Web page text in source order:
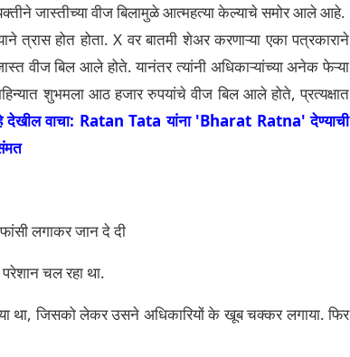
जास्तीच्या वीज बिलामुळे आत्महत्या केल्याचे समोर आले आहे.
त्रास होत होता. X वर बातमी शेअर करणाऱ्या एका पत्रकाराने
वीज बिल आले होते.यानंतर त्यांनी अधिकाऱ्यांच्या अनेक फेऱ्या
शुभमला आठ हजार रुपयांचे वीज बिल आले होते, प्रत्यक्षात
देखील वाचा: Ratan Tata यांना 'Bharat Ratna' देण्याची
लगाकर जान दे दी
चल रहा था.
था, जिसको लेकर उसने अधिकारियों के खूब चक्कर लगाया. फिर